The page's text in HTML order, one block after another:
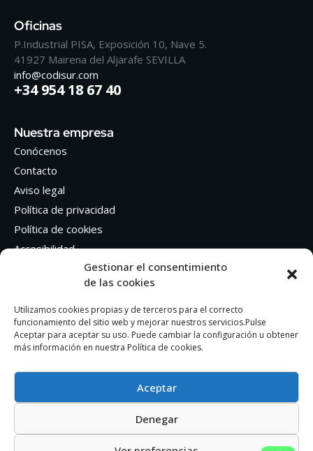
Gestionar el consentimiento
de las cookies
Utilizamos cookies propias y de terceros para el correcto
funcionamiento del sitio web y mejorar nuestros servicios.Pulse
Aceptar para aceptar su uso. Puede cambiar la configuración u obtener
más información en nuestra Política de cookies.
Aceptar
Denegar
Oficinas
P.Industrial PISA, Exposición 10, Nave 5.
41927 Mairena del Aljarafe SEVILLA
info@codisur.com
+34 954 18 67 40
Nuestra empresa
Conócenos
Contacto
Aviso legal
Política de privacidad
Política de cookies
Accesibilidad
Síguenos en Redes sociales
Facebook
Instagram
AUTOEDICION GRAFICA SA – CIF: A41362401